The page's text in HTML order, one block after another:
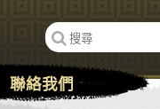
聯絡我們